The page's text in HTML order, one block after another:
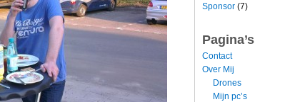
Sponsor (7)
Pagina’s
Contact
Over Mij
Drones
Mijn pc’s